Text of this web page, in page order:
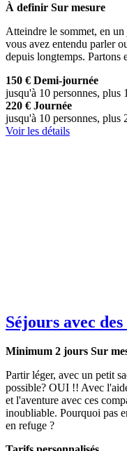
À definir Sur mesure
Atteindre le sommet, en
vous avez entendu parler
depuis longtemps. Partons
150 € Demi-journée
jusqu'à 10 personnes, plus
220 € Journée
jusqu'à 10 personnes, plus
Voir les détails
Séjours avec des
Minimum 2 jours Sur
Partir léger, avec un petit
possible? OUI !! Avec
et l'aventure avec ces
inoubliable. Pourquoi pas
en refuge ?